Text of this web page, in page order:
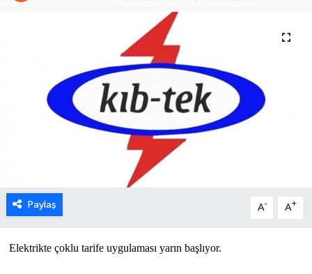
Paylaş A- A+
Elektrikte çoklu tarife uygulaması yarın başlıyor.
ENGLISH
ESENTEPE
GÜNEY KIBRIS